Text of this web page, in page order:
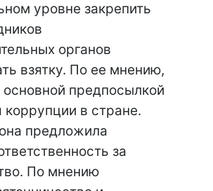
уровне закрепить
органов
взятку. По ее мнению,
основной предпосылкой
коррупции в стране.
предложила
за
По мнению